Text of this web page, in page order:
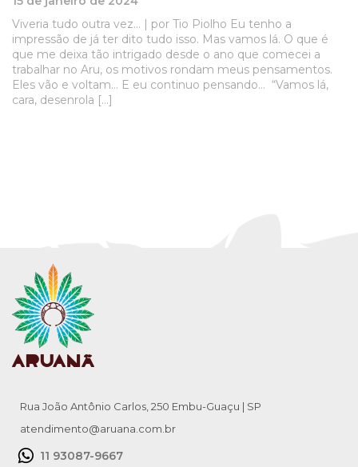
Viveria tudo outra vez… | por Tio Piolho Eu tenho a
impressão de já ter dito tudo isso. Mas vamos lá. O que é
que me deixa tão intrigado desde o ano que comecei a
trabalhar no Aru, os motivos rondam meus pensamentos.
Eles vão e voltam… E eu continuo pensando… “Vamos lá,
cara, desenrola […]
Rua João Antônio Carlos, 250 Embu-Guaçu | SP
atendimento@aruana.com.br
11 93087-9667